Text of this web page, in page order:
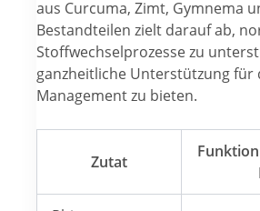
aus Curcuma, Zimt, Gymnema
Bestandteilen zielt darauf ab,
Stoffwechselprozesse zu
ganzheitliche Unterstützung für
Management zu bieten.
Zutat